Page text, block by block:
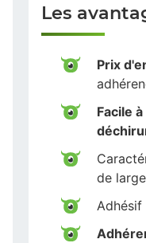
Les
Prix
Facile
de
Adhésif